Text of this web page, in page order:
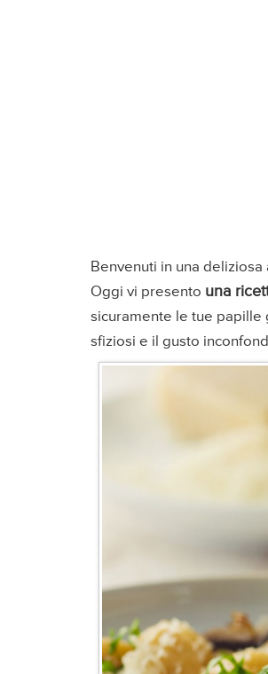
Benvenuti in una
Oggi vi presento una
sicuramente le tue papille
sfiziosi e il gusto